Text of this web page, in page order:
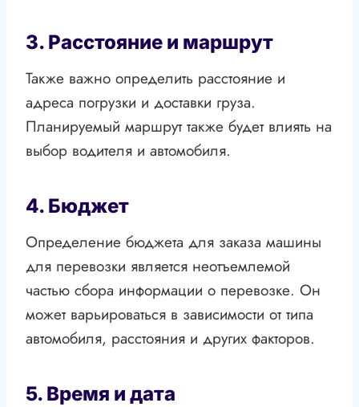
3. Расстояние и маршрут
Также важно определить расстояние и
адреса погрузки и доставки груза.
Планируемый маршрут также будет влиять на
выбор водителя и автомобиля.
4. Бюджет
Определение бюджета для заказа машины
для перевозки является неотъемлемой
частью сбора информации о перевозке. Он
может варьироваться в зависимости от типа
автомобиля, расстояния и других факторов.
5. Время и дата